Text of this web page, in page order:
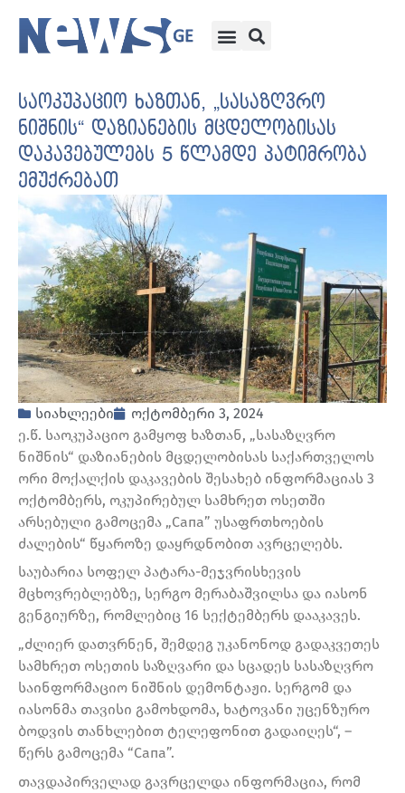
საოკუპაციო ხაზთან, „სასაზღვრო
ნიშნის“ დაზიანების მცდელობისას
დაკავებულებს 5 წლამდე პატიმრობა
ემუქრებათ
სიახლეები
ოქტომბერი 3, 2024
ე.წ. საოკუპაციო გამყოფ ხაზთან, „სასაზღვრო
ნიშნის“ დაზიანების მცდელობისას საქართველოს
ორი მოქალქის დაკავების შესახებ ინფორმაციას 3
ოქტომბერს, ოკუპირებულ სამხრეთ ოსეთში
არსებული გამოცემა „Сапа” უსაფრთხოების
ძალების“ წყაროზე დაყრდნობით ავრცელებს.
საუბარია სოფელ პატარა-მეჯვრისხევის
მცხოვრებლებზე, სერგო მერაბაშვილსა და იასონ
გენგიურზე, რომლებიც 16 სექტემბერს დააკავეს.
„ძლიერ დათვრნენ, შემდეგ უკანონოდ გადაკვეთეს
სამხრეთ ოსეთის საზღვარი და სცადეს სასაზღვრო
საინფორმაციო ნიშნის დემონტაჟი. სერგომ და
იასონმა თავისი გამოხდომა, ხატოვანი უცენზურო
ბოდვის თანხლებით ტელეფონით გადაიღეს“, –
წერს გამოცემა “Сапа”.
თავდაპირველად გავრცელდა ინფორმაცია, რომ